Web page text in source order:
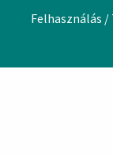
Felhasználás /